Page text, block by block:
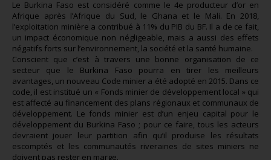
Le Burkina Faso est considéré comme le 4e producteur d’or en
Afrique après l’Afrique du Sud, le Ghana et le Mali. En 2018,
l’exploitation minière a contribué à 11% du PIB du BF. Il a de ce fait,
un impact économique non négligeable, mais a aussi des effets
négatifs forts sur l’environnement, la société et la santé humaine.
Conscient que c’est à travers une bonne organisation de ce
secteur que le Burkina Faso pourra en tirer les meilleurs
avantages, un nouveau Code minier a été adopté en 2015. Dans ce
code, il est institué un « Fonds minier de développement local » qui
est affecté au financement des plans régionaux et communaux de
développement. Le fonds minier est d’un enjeu capital pour le
développement du Burkina Faso ; pour ce faire, tous les acteurs
devraient jouer leur partition afin qu’il produise les résultats
escomptés et les communautés riveraines de sites miniers ne
doivent pas rester en marge.